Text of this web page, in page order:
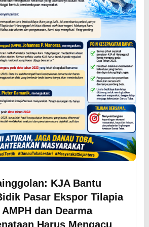
KJA Bantu
Pasar Ekspor Tilapia
dan Dearma
Harus Mengacu